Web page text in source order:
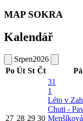
MAP SOKRA
Kalendář
Srpen2026
Po Út St Čt Pá
27 28 29 30
31
1
Léto v
Chuti -
Menšíková